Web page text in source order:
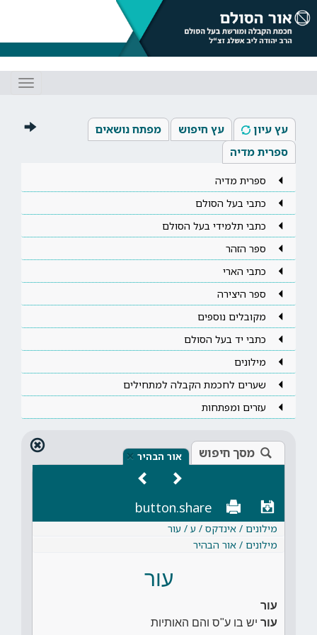
עץ עיון עץ חיפוש
מפתח נושאים
ספרית מדיה
ספרית מדיה
כתבי בעל הסולם
כתבי תלמידי בעל הסולם
ספר הזהר
כתבי הארי
ספר היצירה
מקובלים נוספים
כתבי יד בעל הסולם
מילונים
שערים לחכמת הקבלה למתחילים
עזרים ומפתחות
מסך חיפוש אור הבהיר ×
button.share
מילונים / אינדקס / ע / עור
מילונים / אור הבהיר
עור
עור
עור יש בו ע"ס והם האותיות